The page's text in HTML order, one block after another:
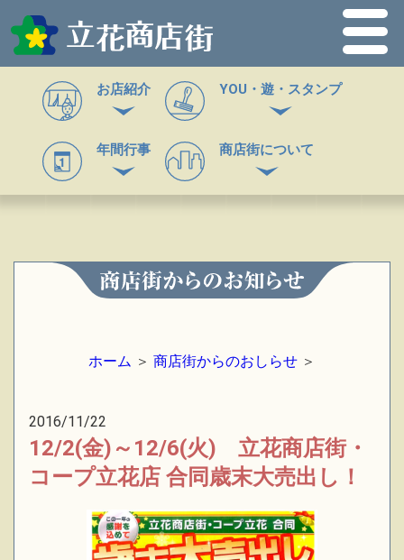
お店紹介 YOU・遊・スタンプ
年間行事 商店街について
ホーム ＞ 商店街からのおしらせ ＞
2016/11/22
12/2(金)～12/6(火) 立花商店街・
コープ立花店 合同歳末大売出し！